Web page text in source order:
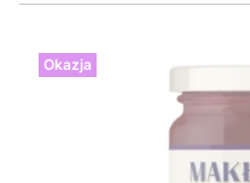
Okazja